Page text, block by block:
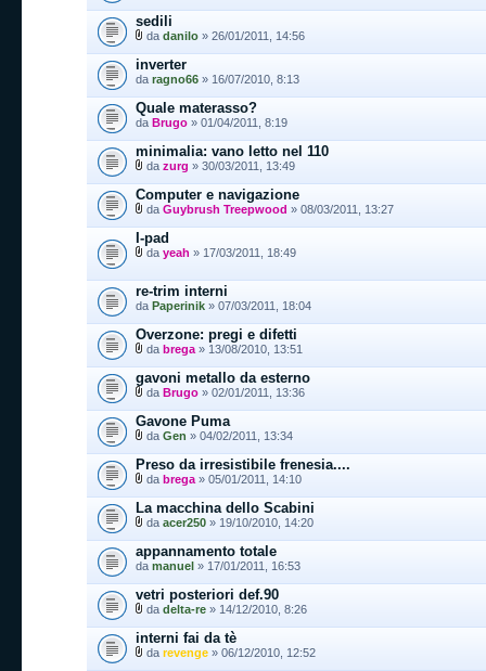
sedili
da danilo » 26/01/2011, 14:56
inverter
da ragno66 » 16/07/2010, 8:13
Quale materasso?
da Brugo » 01/04/2011, 8:19
minimalia: vano letto nel 110
da zurg » 30/03/2011, 13:49
Computer e navigazione
da Guybrush Treepwood » 08/03/2011, 13:27
I-pad
da yeah » 17/03/2011, 18:49
re-trim interni
da Paperinik » 07/03/2011, 18:04
Overzone: pregi e difetti
da brega » 13/08/2010, 13:51
gavoni metallo da esterno
da Brugo » 02/01/2011, 13:36
Gavone Puma
da Gen » 04/02/2011, 13:34
Preso da irresistibile frenesia....
da brega » 05/01/2011, 14:10
La macchina dello Scabini
da acer250 » 19/10/2010, 14:20
appannamento totale
da manuel » 17/01/2011, 16:53
vetri posteriori def.90
da delta-re » 14/12/2010, 8:26
interni fai da tè
da revenge » 06/12/2010, 12:52